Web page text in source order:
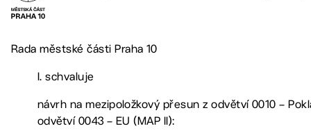
Rada městské části Praha 10
I. schvaluje
návrh na mezipoložkový přesun z odvětví 0010 –
odvětví 0043 – EU (MAP II):